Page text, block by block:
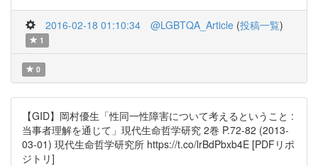
2016-02-18 01:10:34 @LGBTQA_Article (投稿一覧)
1
0
【GID】岡村優生「性同一性障害について考えるということ :
当事者理解を通じて」現代生命哲学研究 2巻 P.72-82 (2013-
03-01) 現代生命哲学研究所 https://t.co/lrBdPbxb4E [PDFリポ
ジトリ]